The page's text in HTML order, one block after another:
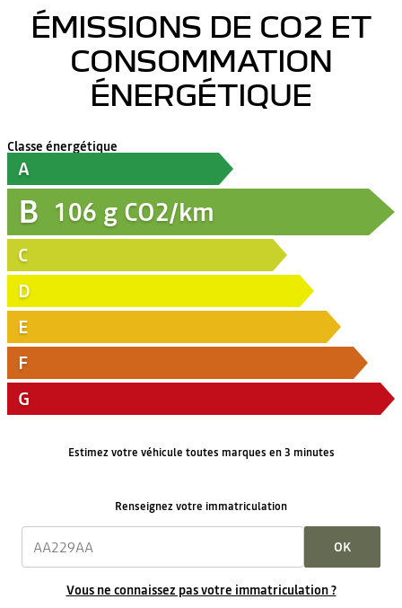
ÉMISSIONS DE CO2 ET
CONSOMMATION
ÉNERGÉTIQUE
Classe énergétique
A
B 106 g CO2/km
C
D
E
F
G
Estimez votre véhicule toutes marques en 3 minutes
Renseignez votre immatriculation
OK
Vous ne connaissez pas votre immatriculation ?